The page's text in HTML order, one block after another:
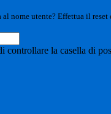
nome utente? Effettua il reset
controllare la casella di